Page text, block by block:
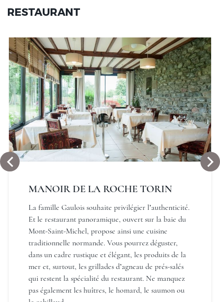
RESTAURANT
MANOIR DE LA ROCHE TORIN
La famille Gaulois souhaite privilégier l’authenticité.
Et le restaurant panoramique, ouvert sur la baie du
Mont-Saint-Michel, propose ainsi une cuisine
traditionnelle normande. Vous pourrez déguster,
dans un cadre rustique et élégant, les produits de la
mer et, surtout, les grillades d’agneau de prés-salés
qui restent la spécialité du restaurant. Ne manquez
pas également les huîtres, le homard, le saumon ou
Manoir de la Roche Torin, The
Originals Relais
Manoir de la Roche Torin, The
Originals Relais
Manoir de la Roche Torin, The
Originals Relais